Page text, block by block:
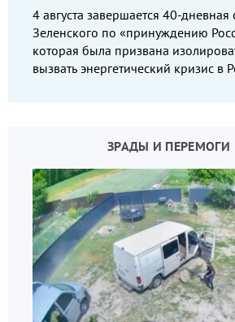
4 августа завершается 40-
Зеленского по «принуждению
которая была призвана
вызвать энергетический кризис в
ЗРАДЫ И ПЕРЕМОГИ